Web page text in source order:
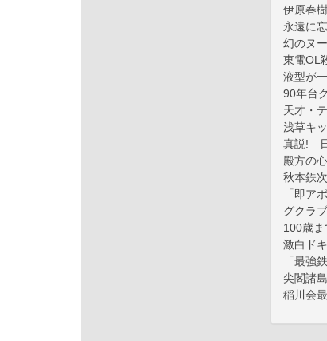
伊原春
永遠に
幻のヌ
東電OL
液型が
90年台
天才・
浅草キ
真説!
殿方の
秋本鉄
「即ア
グクラ
100歳
激白ド
「最強
尖閣諸
稲川会